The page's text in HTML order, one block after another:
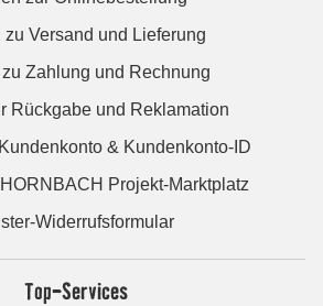
zu Versand und Lieferung
Zahlung und Rechnung
Rückgabe und Reklamation
& Kundenkonto-ID
Projekt-Marktplatz
Widerrufsformular
Top-Services